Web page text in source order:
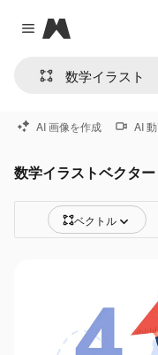
Close menu
Magnific
AI 画像を作成 AI
数学イラストベクター
ベクトル